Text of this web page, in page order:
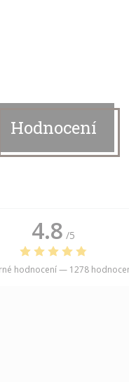
Hodnocení
4.8 /5
hodnocení — 1278